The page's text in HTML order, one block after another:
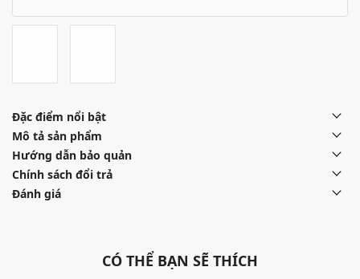
Đặc điểm nổi bật
Mô tả sản phẩm
Hướng dẫn bảo quản
Chính sách đổi trả
Đánh giá
CÓ THỂ BẠN SẼ THÍCH